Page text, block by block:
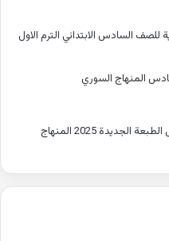
للصف السادس الابتدائي الترم الاول
المنهاج السوري
تحميل كتاب عربي الصف الثالث الفصل الاول الطبعة الجديدة 2025 المنهاج